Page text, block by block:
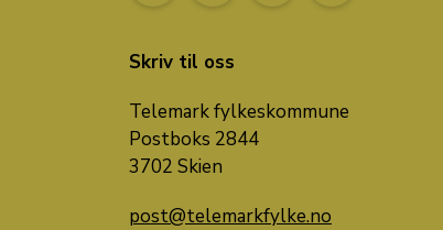
Skriv til oss
Telemark fylkeskommune
Postboks 2844
3702 Skien
post@telemarkfylke.no